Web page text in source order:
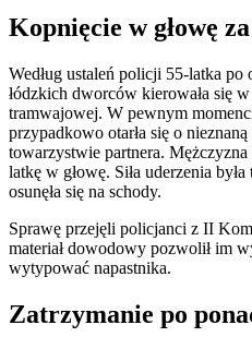
Kopnięcie w głowę
Według ustaleń policji 55-latka
łódzkich dworców kierowała się
tramwajowej. W pewnym
przypadkowo otarła się o
towarzystwie partnera. Mężczyzna
latkę w głowę. Siła uderzenia
osunęła się na schody.
Sprawę przejęli policjanci z II
materiał dowodowy pozwolił im
wytypować napastnika.
Zatrzymanie po